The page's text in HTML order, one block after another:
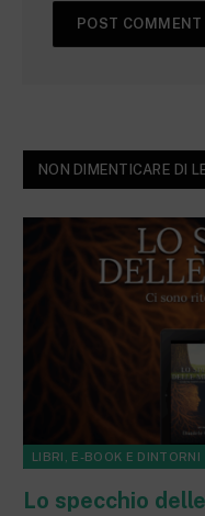
NON DIMENTICARE DI
LIBRI, E-BOOK E DINTORNI
Lo specchio